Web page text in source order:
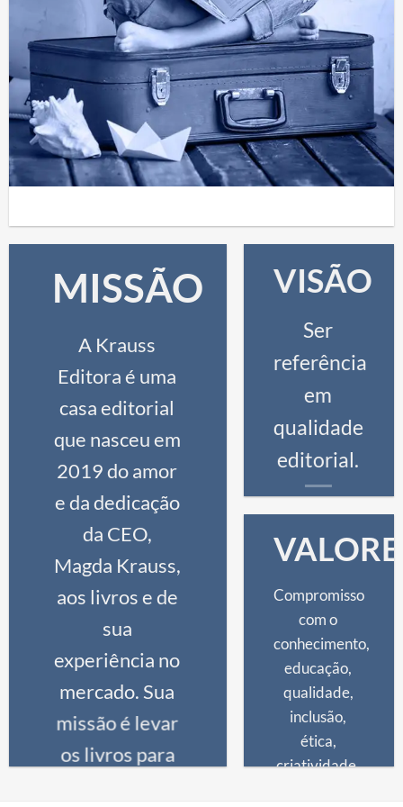
MISSÃO
A Krauss
Editora é uma
casa editorial
que nasceu em
2019 do amor
e da dedicação
da CEO,
Magda Krauss,
aos livros e de
sua
experiência no
mercado. Sua
missão é levar
os livros para
VISÃO
Ser
referência
em
qualidade
editorial.
Compromisso
com o
conhecimento,
educação,
qualidade,
inclusão,
ética,
criatividade,